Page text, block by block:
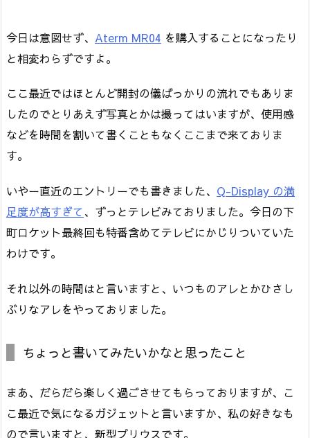
今日は意図せず、 Aterm MR04 を購入することになったり
と相変わらずですよ。
ここ最近ではほとんど開封の儀ばっかりの流れでもありま
したのでとりあえず写真とかは撮ってはいますが、使用感
などを時間を割いて書くこともなくここまで来ておりま
す。
いやー直近のエントリーでも書きました、 Q-Display の満
足度が高すぎて、ずっとテレビみておりました。今日の下
町ロケット最終回も特番含めてテレビにかじりついていた
わけです。
それ以外の時間はと言いますと、いつものアレとかひさし
ぶりなアレをやっておりました。
ちょっと書いてみたいかなと思ったこと
まあ、だらだら楽しく過ごさせてもらっておりますが、こ
こ最近で気になるガジェットと言いますか、私の好きなも
ので言いますと、新型プリウスです。